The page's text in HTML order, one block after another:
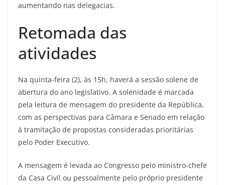
aumentando nas delegacias.
Retomada das
atividades
Na quinta-feira (2), às 15h, haverá a sessão solene de
abertura do ano legislativo. A solenidade é marcada
pela leitura de mensagem do presidente da República,
com as perspectivas para Câmara e Senado em relação
à tramitação de propostas consideradas prioritárias
pelo Poder Executivo.
A mensagem é levada ao Congresso pelo ministro-chefe
da Casa Civil ou pessoalmente pelo próprio presidente